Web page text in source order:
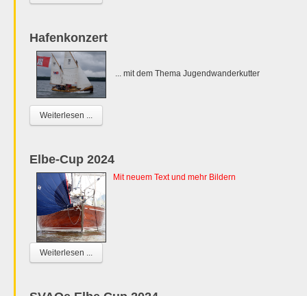
Hafenkonzert
... mit dem Thema Jugendwanderkutter
Weiterlesen ...
Elbe-Cup 2024
Mit neuem Text und mehr Bildern
Weiterlesen ...